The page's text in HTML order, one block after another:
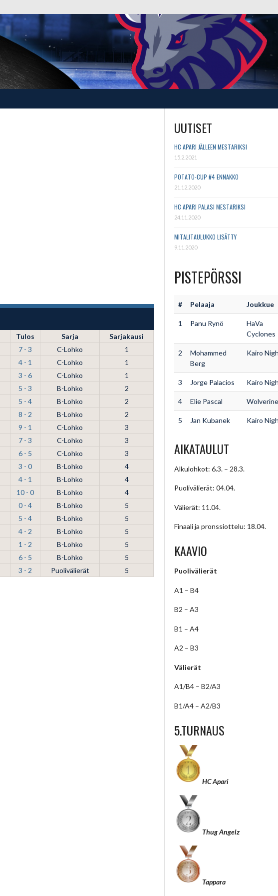
Tulos Sarja
Sarjakausi
7 - 3 C-Lohko
1
4 - 1 C-Lohko
1
3 - 6 C-Lohko
1
5 - 3 B-Lohko
2
5 - 4 B-Lohko
2
8 - 2 B-Lohko
2
9 - 1 C-Lohko
3
7 - 3 C-Lohko
3
6 - 5 C-Lohko
3
3 - 0 B-Lohko
4
4 - 1 B-Lohko
4
10 - 0 B-Lohko
4
0 - 4 B-Lohko
5
5 - 4 B-Lohko
5
4 - 2 B-Lohko
5
1 - 2 B-Lohko
5
6 - 5 B-Lohko
5
3 - 2 Puolivälierät 5
UUTISET
HC APARI JÄLLEEN MESTARIKSI
15.2.2021
POTATO-CUP #4 ENNAKKO
21.12.2020
HC APARI PALASI MESTARIKSI
24.11.2020
MITALITAULUKKO LISÄTTY
9.11.2020
PISTEPÖRSSI
# Pelaaja Joukkue
1 Panu Rynö
HaVa
Cyclones
2
Mohammed
Berg
Kairo
3 Jorge Palacios Kairo
4 Elie Pascal
5 Jan Kubanek Kairo
AIKATAULUT
Alkulohkot: 6.3. – 28.3.
Puolivälierät: 04.04.
Välierät: 11.04.
Finaali ja pronssiottelu: 18.04.
KAAVIO
Puolivälierät
A1 – B4
B2 – A3
B1 – A4
A2 – B3
Välierät
A1/B4 – B2/A3
B1/A4 – A2/B3
5.TURNAUS
HC Apari
Thug Angelz
Tappara